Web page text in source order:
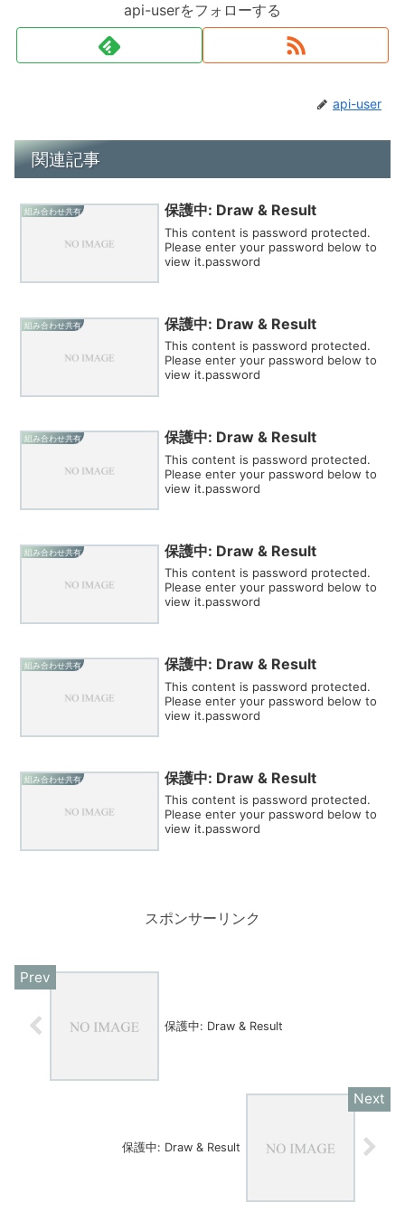
api-userをフォローする
api-user
関連記事
組み合わせ共有 保護中: Draw & Result
This content is password protected.
Please enter your password below to
view it.password
組み合わせ共有 保護中: Draw & Result
This content is password protected.
Please enter your password below to
view it.password
組み合わせ共有 保護中: Draw & Result
This content is password protected.
Please enter your password below to
view it.password
組み合わせ共有 保護中: Draw & Result
This content is password protected.
Please enter your password below to
view it.password
組み合わせ共有 保護中: Draw & Result
This content is password protected.
Please enter your password below to
view it.password
組み合わせ共有 保護中: Draw & Result
This content is password protected.
Please enter your password below to
view it.password
スポンサーリンク
保護中: Draw & Result
保護中: Draw & Result